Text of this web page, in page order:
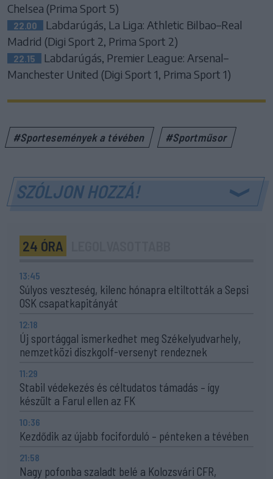
Chelsea (Prima Sport 5)
22.00
Labdarúgás, La Liga: Athletic Bilbao–Real
Madrid (Digi Sport 2, Prima Sport 2)
22.15
Labdarúgás, Premier League: Arsenal–
Manchester United (Digi Sport 1, Prima Sport 1)
#Sportesemények a tévében #Sportműsor
SZÓLJON HOZZÁ!
24 ÓRA
13:45
Súlyos veszteség, kilenc hónapra eltiltották a Sepsi
OSK csapatkapitányát
12:18
Új sportággal ismerkedhet meg Székelyudvarhely,
nemzetközi diszkgolf-versenyt rendeznek
11:29
Stabil védekezés és céltudatos támadás – így
készült a Farul ellen az FK
10:36
Kezdődik az újabb fociforduló – pénteken a tévében
21:58
Nagy pofonba szaladt belé a Kolozsvári CFR,